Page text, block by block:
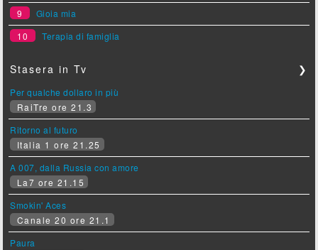
9
Gioia mia
10
Terapia di famiglia
Stasera in Tv ❯
Per qualche dollaro in più
RaiTre ore 21.3
Ritorno al futuro
Italia 1 ore 21.25
A 007, dalla Russia con amore
La7 ore 21.15
Smokin' Aces
Canale 20 ore 21.1
Paura